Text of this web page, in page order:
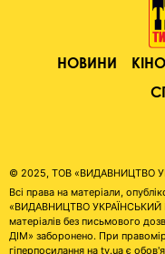
НОВИНИ КІНО
© 2025, ТОВ «ВИДАВНИЦТВО
Всі права на матеріали,
«ВИДАВНИЦТВО УКРАЇНСЬКИЙ
матеріалів без письмового
ДІМ» заборонено. При
гіперпосилання на tv.ua є